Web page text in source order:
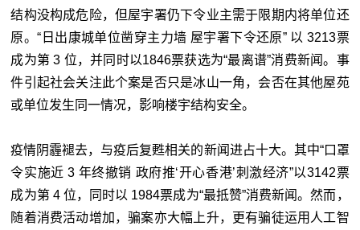
结构没构成危险，但屋宇署仍下令业主需于限期内将单位还
原。“日出康城单位凿穿主力墙 屋宇署下令还原” 以 3213票
成为第 3 位，并同时以1846票获选为“最离谱”消费新闻。事
件引起社会关注此个案是否只是冰山一角，会否在其他屋苑
或单位发生同一情况，影响楼宇结构安全。
疫情阴霾褪去，与疫后复甦相关的新闻进占十大。其中“口罩
令实施近 3 年终撤销 政府推‘开心香港’刺激经济”以3142票
成为第 4 位，同时以 1984票成为“最抵赞”消费新闻。然而，
随着消费活动增加，骗案亦大幅上升，更有骗徒运用人工智